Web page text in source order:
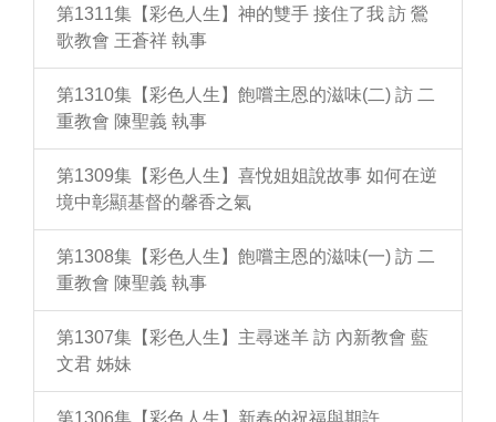
第1311集【彩色人生】神的雙手 接住了我 訪 鶯
歌教會 王蒼祥 執事
第1310集【彩色人生】飽嚐主恩的滋味(二) 訪 二
重教會 陳聖義 執事
第1309集【彩色人生】喜悅姐姐說故事 如何在逆
境中彰顯基督的馨香之氣
第1308集【彩色人生】飽嚐主恩的滋味(一) 訪 二
重教會 陳聖義 執事
第1307集【彩色人生】主尋迷羊 訪 內新教會 藍
文君 姊妹
第1306集【彩色人生】新春的祝福與期許